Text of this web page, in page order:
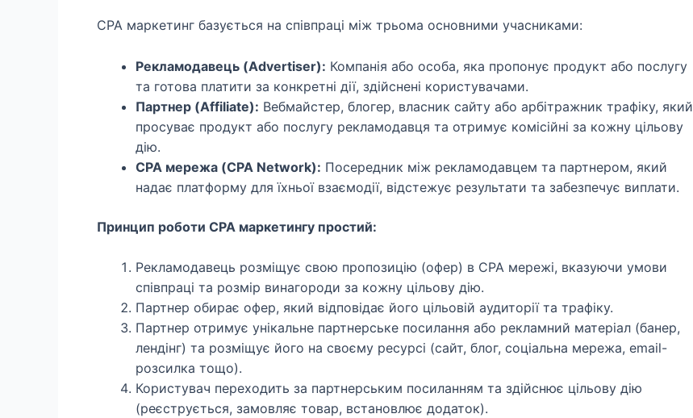
CPA маркетинг базується на співпраці між трьома основними учасниками:
Рекламодавець (Advertiser): Компанія або особа, яка пропонує продукт або послугу
та готова платити за конкретні дії, здійснені користувачами.
Партнер (Affiliate): Вебмайстер, блогер, власник сайту або арбітражник трафіку, який
просуває продукт або послугу рекламодавця та отримує комісійні за кожну цільову
дію.
CPA мережа (CPA Network): Посередник між рекламодавцем та партнером, який
надає платформу для їхньої взаємодії, відстежує результати та забезпечує виплати.
Принцип роботи CPA маркетингу простий:
Рекламодавець розміщує свою пропозицію (офер) в CPA мережі, вказуючи умови
співпраці та розмір винагороди за кожну цільову дію.
Партнер обирає офер, який відповідає його цільовій аудиторії та трафіку.
Партнер отримує унікальне партнерське посилання або рекламний матеріал (банер,
лендінг) та розміщує його на своєму ресурсі (сайт, блог, соціальна мережа, email-
розсилка тощо).
Користувач переходить за партнерським посиланням та здійснює цільову дію
(реєструється, замовляє товар, встановлює додаток).